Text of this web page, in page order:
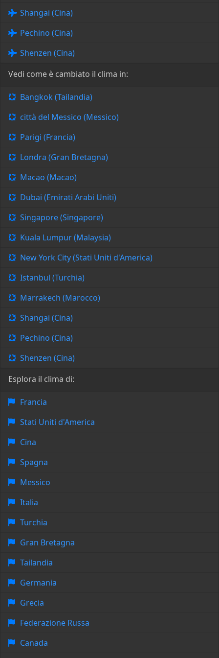
Shangai (Cina)
Pechino (Cina)
Shenzen (Cina)
Vedi come è cambiato il clima in:
Bangkok (Tailandia)
città del Messico (Messico)
Parigi (Francia)
Londra (Gran Bretagna)
Macao (Macao)
Dubai (Emirati Arabi Uniti)
Singapore (Singapore)
Kuala Lumpur (Malaysia)
New York City (Stati Uniti d'America)
Istanbul (Turchia)
Marrakech (Marocco)
Shangai (Cina)
Pechino (Cina)
Shenzen (Cina)
Esplora il clima di:
Francia
Stati Uniti d'America
Cina
Spagna
Messico
Italia
Turchia
Gran Bretagna
Tailandia
Germania
Grecia
Federazione Russa
Canada